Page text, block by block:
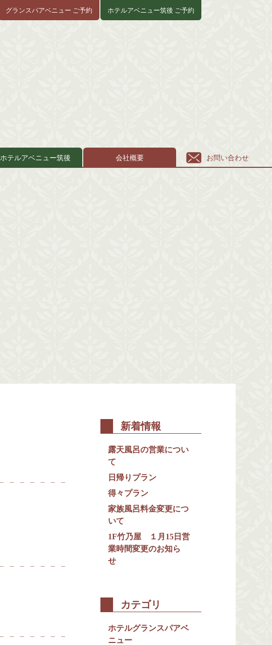
グランスパアベニュー ご予約 ホテルアベニュー筑後 ご予約
ホテルアベニュー筑後 会社概要 お問い合わせ
新着情報
露天風呂の営業につい
て
日帰りプラン
得々プラン
家族風呂料金変更につ
いて
1F竹乃屋 １月15日営
業時間変更のお知ら
せ
カテゴリ
ホテルグランスパアベ
ニュー